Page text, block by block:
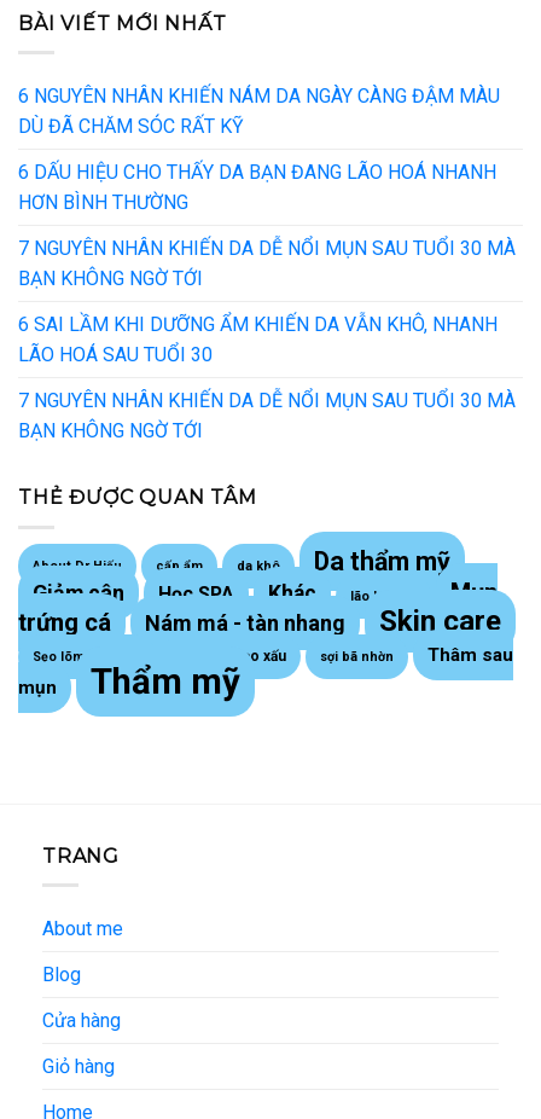
BÀI VIẾT MỚI NHẤT
6 NGUYÊN NHÂN KHIẾN NÁM DA NGÀY CÀNG ĐẬM MÀU
DÙ ĐÃ CHĂM SÓC RẤT KỸ
6 DẤU HIỆU CHO THẤY DA BẠN ĐANG LÃO HOÁ NHANH
HƠN BÌNH THƯỜNG
7 NGUYÊN NHÂN KHIẾN DA DỄ NỔI MỤN SAU TUỔI 30 MÀ
BẠN KHÔNG NGỜ TỚI
6 SAI LẦM KHI DƯỠNG ẨM KHIẾN DA VẪN KHÔ, NHANH
LÃO HOÁ SAU TUỔI 30
7 NGUYÊN NHÂN KHIẾN DA DỄ NỔI MỤN SAU TUỔI 30 MÀ
BẠN KHÔNG NGỜ TỚI
THẺ ĐƯỢC QUAN TÂM
About Dr Hiếu cấp ẩm da khô Da thẩm mỹ
Giảm cân Học SPA Khác lão hoá da
Mụn
trứng cá
Nám má - tàn nhang Skin care
Sẹo lõm trứng cá Sẹo lồi - sẹo xấu sợi bã nhờn
Thâm sau
mụn
Thẩm mỹ
TRANG
About me
Blog
Cửa hàng
Giỏ hàng
Home